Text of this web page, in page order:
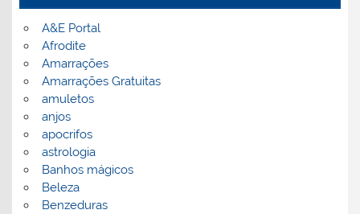
A&E Portal
Afrodite
Amarrações
Amarrações Gratuitas
amuletos
anjos
apocrifos
astrologia
Banhos mágicos
Beleza
Benzeduras